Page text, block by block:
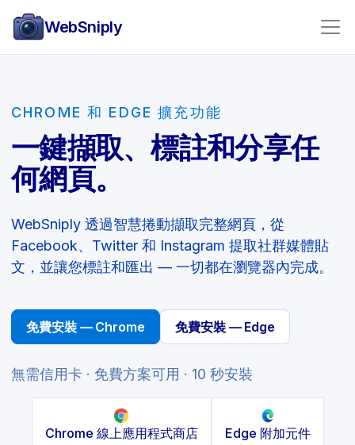
WebSniply
CHROME 和 EDGE 擴充功能
一鍵擷取、標註和分享任
何網頁。
WebSniply 透過智慧捲動擷取完整網頁，從
Facebook、Twitter 和 Instagram 提取社群媒體貼
文，並讓您標註和匯出 — 一切都在瀏覽器內完成。
免費安裝 — Chrome 免費安裝 — Edge
無需信用卡 · 免費方案可用 · 10 秒安裝
Chrome 線上應用程式商店 Edge 附加元件